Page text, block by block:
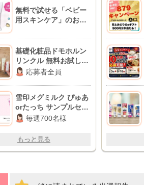
無料で試せる「ベビー
用スキンケア」のお得
基礎化粧品ドモホルン
リンクル 無料お試しセ
ット応募者全員
雪印メグミルク ぴゅあ
orたっち サンプルセッ
ト 毎週700名様
もっと見る